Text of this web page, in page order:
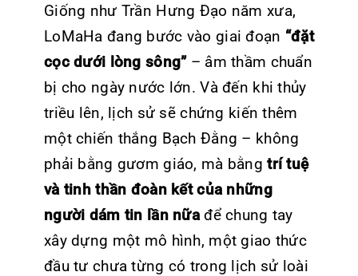
Giống như Trần Hưng Đạo năm xưa,
LoMaHa đang bước vào giai đoạn “đặt
cọc dưới lòng sông”– âm thầm chuẩn
bị cho ngày nước lớn. Và đến khi thủy
triều lên, lịch sử sẽ chứng kiến thêm
một chiến thắng Bạch Đằng – không
phải bằng gươm giáo, mà bằngtrí tuệ
và tinh thần đoàn kết của những
người dám tin lần nữađể chung tay
xây dựng một mô hình, một giao thức
đầu tư chưa từng có trong lịch sử loài